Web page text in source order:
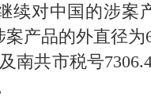
对中国的涉案
产品的外直径
共市税号